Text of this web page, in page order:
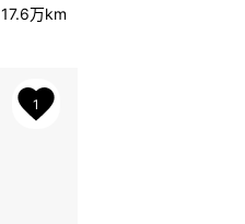
17.6万km
1